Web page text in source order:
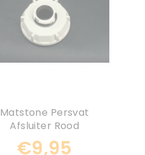
Matstone Persvat
Afsluiter Rood
€9,95